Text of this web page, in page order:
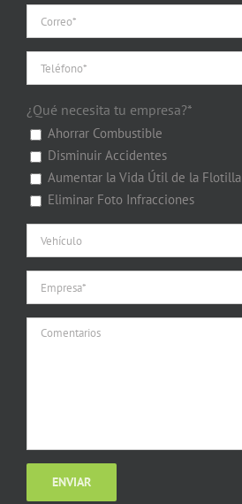
¿Qué necesita tu empresa?*
Ahorrar Combustible
Disminuir Accidentes
Aumentar la Vida Útil de la Flotilla
Eliminar Foto Infracciones